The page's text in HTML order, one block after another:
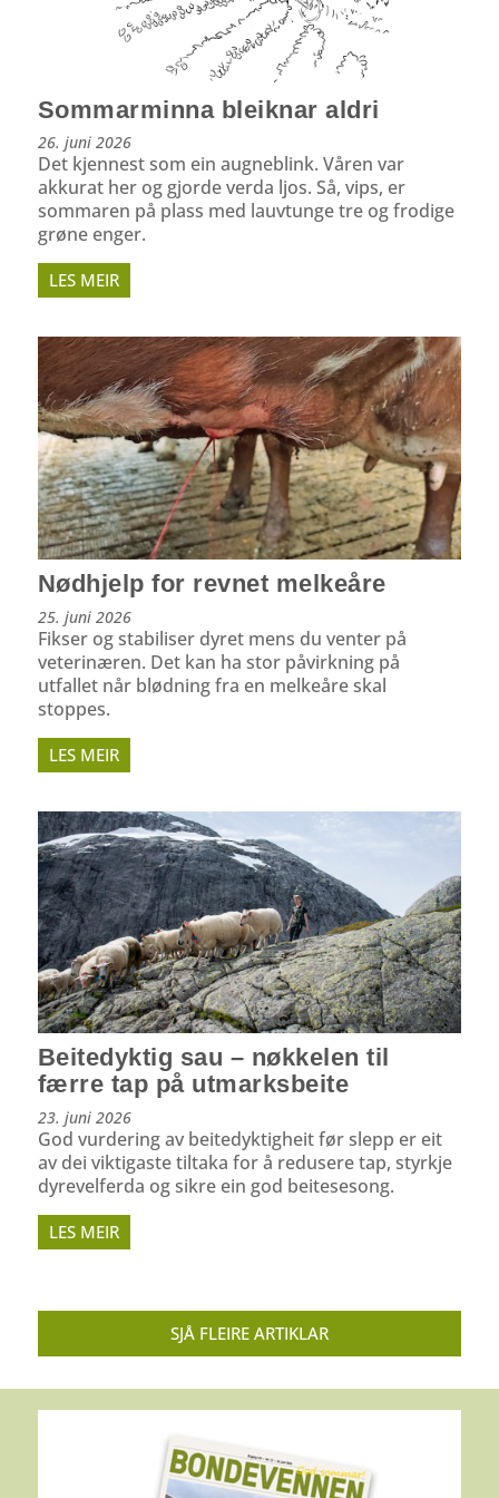
Sommarminna bleiknar aldri
26. juni 2026
Det kjennest som ein augneblink. Våren var
akkurat her og gjorde verda ljos. Så, vips, er
sommaren på plass med lauvtunge tre og frodige
grøne enger.
LES MEIR
Nødhjelp for revnet melkeåre
25. juni 2026
Fikser og stabiliser dyret mens du venter på
veterinæren. Det kan ha stor påvirkning på
utfallet når blødning fra en melkeåre skal
stoppes.
LES MEIR
Beitedyktig sau – nøkkelen til
færre tap på utmarksbeite
23. juni 2026
God vurdering av beitedyktigheit før slepp er eit
av dei viktigaste tiltaka for å redusere tap, styrkje
dyrevelferda og sikre ein god beitesesong.
LES MEIR
SJÅ FLEIRE ARTIKLAR